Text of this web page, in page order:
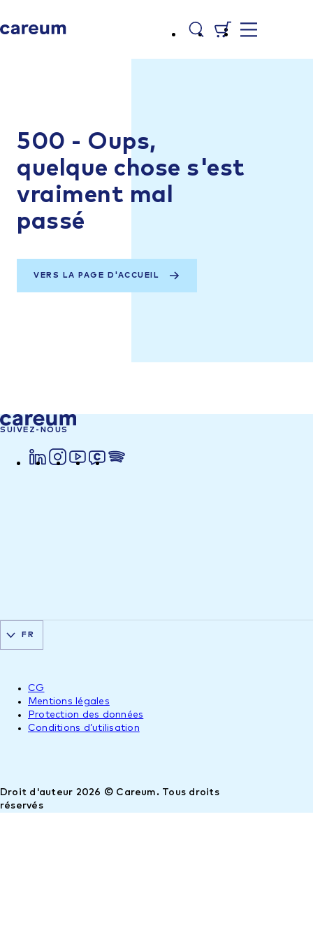
500 - Oups,
quelque chose s'est
vraiment mal
passé
VERS LA PAGE D'ACCUEIL
SUIVEZ-NOUS
Droit d'auteur 2026 © Careum. Tous droits
réservés
CG
Mentions légales
Protection des données
Conditions d’utilisation
FR